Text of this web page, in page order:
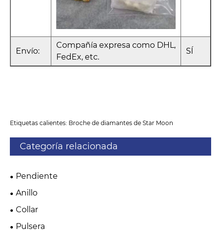
Envío:
Compañía expresa como DHL,
FedEx, etc.
SÍ
Etiquetas calientes: Broche de diamantes de Star Moon
Categoría relacionada
Pendiente
Anillo
Collar
Pulsera